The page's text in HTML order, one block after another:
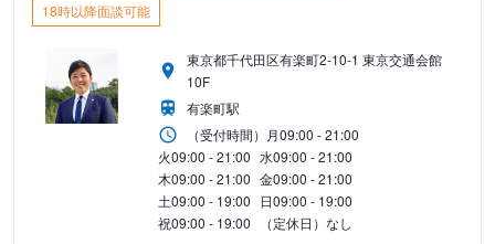
18時以降面談可能
東京都千代田区有楽町2-10-1 東京交通会館
10F
有楽町駅
（受付時間） 月09:00 - 21:00
火09:00 - 21:00 水09:00 - 21:00
木09:00 - 21:00 金09:00 - 21:00
土09:00 - 19:00 日09:00 - 19:00
祝09:00 - 19:00 （定休日）なし